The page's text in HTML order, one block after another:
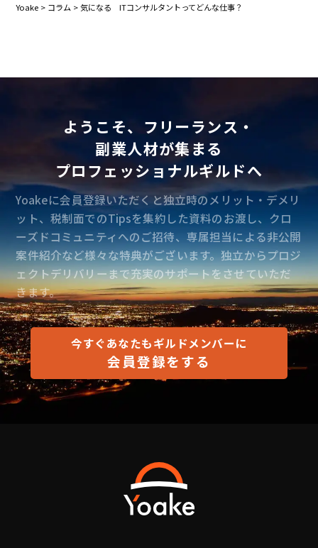
Yoake > コラム >気になる ITコンサルタントってどんな仕事？
ようこそ、フリーランス・
副業人材が集まる
プロフェッショナルギルドへ
Yoakeに会員登録いただくと独立時のメリット・デメリ
ット、税制面でのTipsを集約した資料のお渡し、クロ
ーズドコミュニティへのご招待、専属担当による非公開
案件紹介など様々な特典がございます。独立からプロジ
ェクトデリバリーまで充実のサポートをさせていただ
きます。
今すぐあなたもギルドメンバーに
会員登録をする